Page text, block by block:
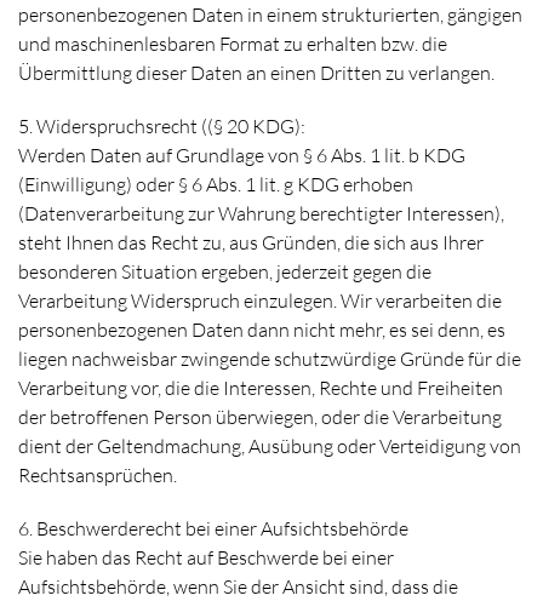
personenbezogenen Daten in einem strukturierten, gängigen
und maschinenlesbaren Format zu erhalten bzw. die
Übermittlung dieser Daten an einen Dritten zu verlangen.
5. Widerspruchsrecht ((§ 20 KDG):
Werden Daten auf Grundlage von § 6 Abs. 1 lit. b KDG
(Einwilligung) oder § 6 Abs. 1 lit. g KDG erhoben
(Datenverarbeitung zur Wahrung berechtigter Interessen),
steht Ihnen das Recht zu, aus Gründen, die sich aus Ihrer
besonderen Situation ergeben, jederzeit gegen die
Verarbeitung Widerspruch einzulegen. Wir verarbeiten die
personenbezogenen Daten dann nicht mehr, es sei denn, es
liegen nachweisbar zwingende schutzwürdige Gründe für die
Verarbeitung vor, die die Interessen, Rechte und Freiheiten
der betroffenen Person überwiegen, oder die Verarbeitung
dient der Geltendmachung, Ausübung oder Verteidigung von
Rechtsansprüchen.
6. Beschwerderecht bei einer Aufsichtsbehörde
Sie haben das Recht auf Beschwerde bei einer
Aufsichtsbehörde, wenn Sie der Ansicht sind, dass die